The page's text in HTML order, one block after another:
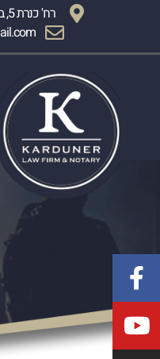
רח' כנרת 5, בני ברק. מגדל ב.ס.ר 3, קומה 3